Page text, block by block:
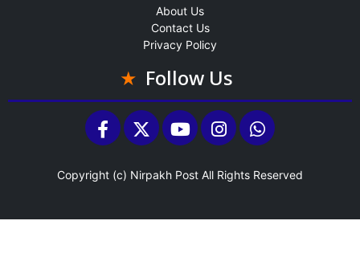
About Us
Contact Us
Privacy Policy
Follow Us
Copyright (c) Nirpakh Post All Rights Reserved